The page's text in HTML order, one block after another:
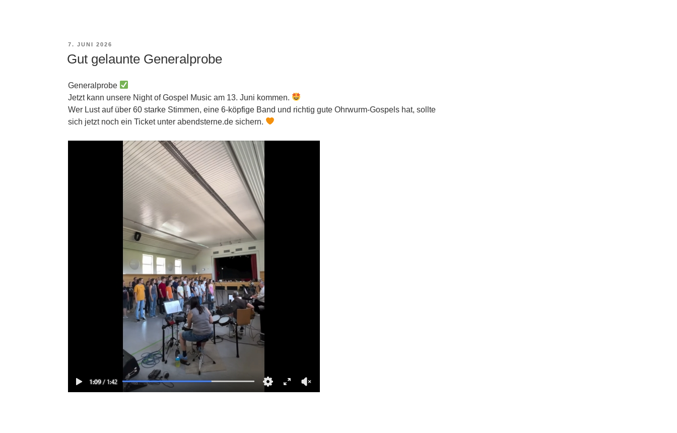
VERÖFFENTLICHT
7. JUNI 2026
Gut gelaunte Generalprobe
Generalprobe
Jetzt kann unsere Night of Gospel Music am 13. Juni kommen.
Wer Lust auf über 60 starke Stimmen, eine 6-köpfige Band und richtig gute Ohrwurm-Gospels hat, sollte
sich jetzt noch ein Ticket unter abendsterne.de sichern.